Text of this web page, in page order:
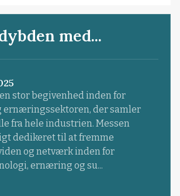
med...
stor begivenhed inden for
ernæringssektoren, der samler
fra hele industrien. Messen
dedikeret til at fremme
og netværk inden for
ernæring og su...